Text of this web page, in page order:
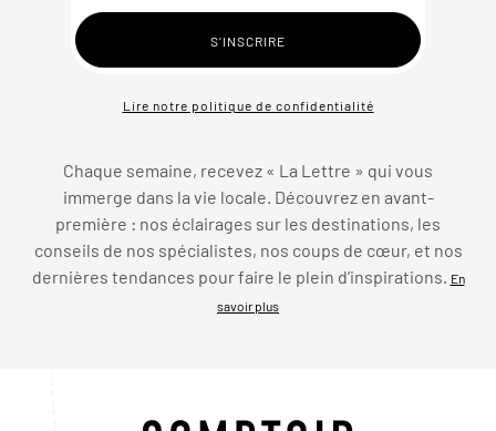
Lire notre politique de confidentialité
Chaque semaine, recevez « La Lettre » qui vous
immerge dans la vie locale. Découvrez en avant-
première : nos éclairages sur les destinations, les
conseils de nos spécialistes, nos coups de cœur, et nos
dernières tendances pour faire le plein d’inspirations.
En
savoir plus